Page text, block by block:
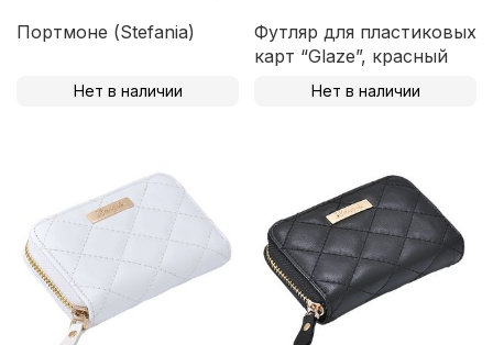
Портмоне (Stefania)
Нет в наличии
Футляр для пластиковых
карт “Glaze”, красный
Нет в наличии